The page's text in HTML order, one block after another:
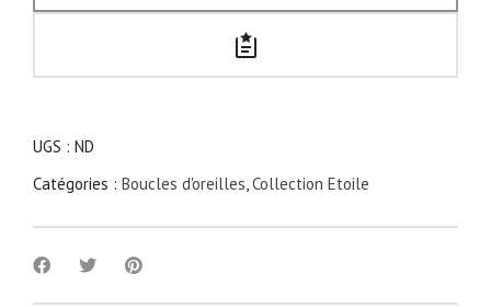
quantity
UGS : ND
Catégories : Boucles d'oreilles Collection Etoile